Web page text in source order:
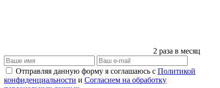
2 раза в месяц
Отправляя данную форму я соглашаюсь с Политикой
конфиденциальности и Согласием на обработку